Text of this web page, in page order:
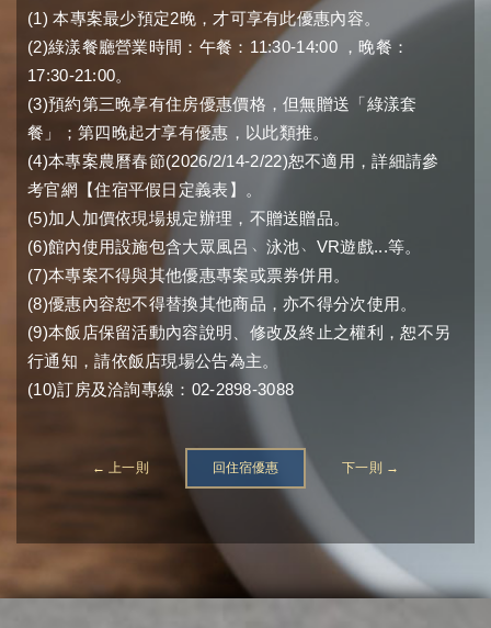
(1)本專案最少預定2晚，才可享有此優惠內容。
(2)綠漾餐廳營業時間：午餐： 11:30-14:00 ，晚餐：
17:30-21:00。
(3)預約第三晚享有住房優惠價格，但無贈送「綠漾套
餐」
；第四晚起才享有優惠，以此類推。
(4)本專案農曆春節(2026/2/14-2/22)恕不適用，詳細請參
考官網【住宿平假日定義表】。
(5)加人加價依現場規定辦理，不贈送贈品。
(6)館內使用設施包含大眾風呂 ﹅ 泳池﹅ VR遊戲...等。
(7)本專案不得與其他優惠專案或票券併用。
(8)優惠內容恕不得替換其他商品，亦不得分次使用。
(9)本飯店保留活動內容說明、修改及終止之權利，恕不另
行通知，請依飯店現場公告為主。
(10)訂房及洽詢專線： 02-2898-3088
← 上一則 回住宿優惠 下一則 →